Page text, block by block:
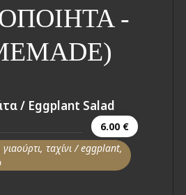
-
/ Eggplant Salad
6.00 €
γιαούρτι, ταχίνι / eggplant,